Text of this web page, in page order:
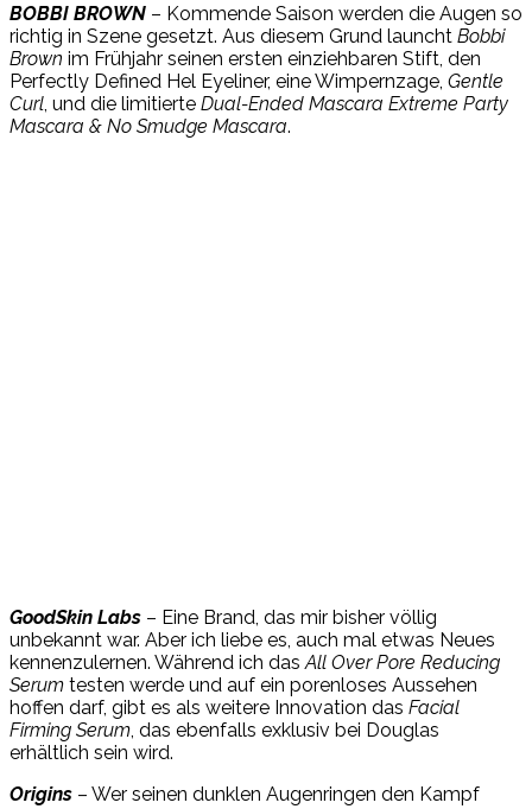
BOBBI BROWN – Kommende Saison werden die Augen so
richtig in Szene gesetzt. Aus diesem Grund launcht Bobbi
Brown im Frühjahr seinen ersten einziehbaren Stift, den
Perfectly Defined Hel Eyeliner, eine Wimpernzage, Gentle
Curl , und die limitierte Dual-Ended Mascara Extreme Party
Mascara & No Smudge Mascara.
GoodSkin Labs – Eine Brand, das mir bisher völlig
unbekannt war. Aber ich liebe es, auch mal etwas Neues
kennenzulernen. Während ich das All Over Pore Reducing
Serum testen werde und auf ein porenloses Aussehen
hoffen darf, gibt es als weitere Innovation das Facial
Firming Serum , das ebenfalls exklusiv bei Douglas
erhältlich sein wird.
Origins – Wer seinen dunklen Augenringen den Kampf